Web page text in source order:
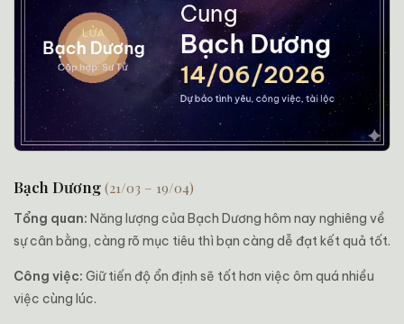
Bạch Dương (21/03 – 19/04)
Tổng quan: Năng lượng của Bạch Dương hôm nay nghiêng về
sự cân bằng, càng rõ mục tiêu thì bạn càng dễ đạt kết quả tốt.
Công việc: Giữ tiến độ ổn định sẽ tốt hơn việc ôm quá nhiều
việc cùng lúc.